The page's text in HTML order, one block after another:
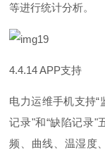
等进行统计分析。
4.4.14 APP支持
电力运维手机支持“
记录"和“缺陷记录"
频、曲线、温湿度